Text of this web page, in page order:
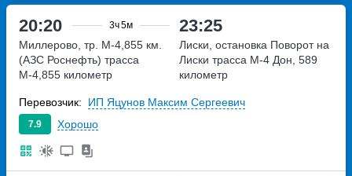
20:20 3ч5м 23:25
Миллерово, тр. М-4,855 км.
(АЗС Роснефть) трасса
М-4,855 километр
Лиски, остановка Поворот на
Лиски трасса М-4 Дон, 589
километр
7.9 Хорошо
Перевозчик: ИП Яцунов Максим Сергеевич